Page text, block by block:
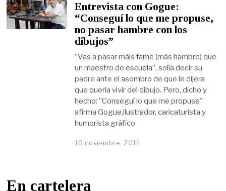
Entrevista con Gogue:
“Conseguí lo que me propuse,
no pasar hambre con los
dibujos”
“Vas a pasar máis fame (más hambre) que
un maestro de escuela”, solía decir su
padre ante el asombro de que le dijera
que quería vivir del dibujo. Pero, dicho y
hecho: "Conseguí lo que me propuse"
afirma Gogue,ilustrador, caricaturista y
humorista gráfico
10 noviembre, 2011
En cartelera